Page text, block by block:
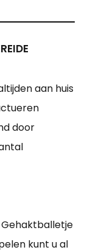
aan huis
door
kunt u al